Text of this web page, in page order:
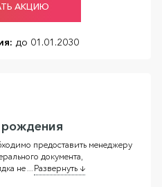
АКЦИЮ
до 01.01.2030
предоставить менеджеру
документа,
не...Развернуть ↓